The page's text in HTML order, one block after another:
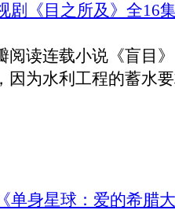
剧《目之所及》全16
读连载小说《盲目》
为水利工程的蓄水要
单身星球：爱的希腊